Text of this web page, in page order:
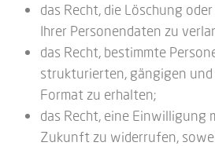
das Recht, die Löschung
Ihrer Personendaten zu
das Recht, bestimmte
strukturierten, gängigen und
Format zu erhalten;
das Recht, eine Einwilligung
Zukunft zu widerrufen,